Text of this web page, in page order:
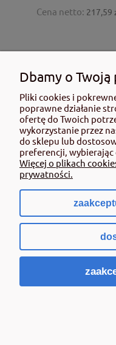
Cena netto: 217,59
Dbamy o
Pliki cookies i
poprawne działanie
ofertę do Twoich
wykorzystanie przez
do sklepu lub
preferencji,
Więcej o plikach
prywatności.